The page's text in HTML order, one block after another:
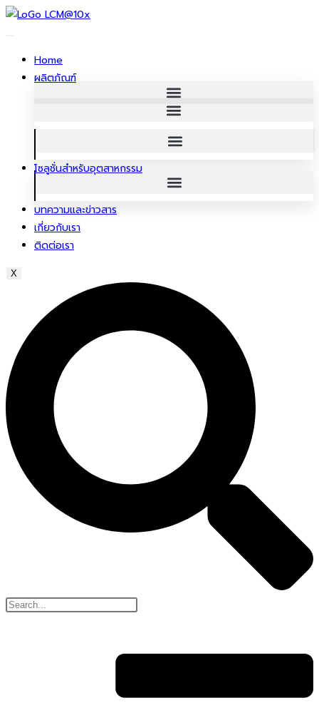
ข้าม
Home
ผลิตภัณฑ์
โซลูชั่นสําหรับอุตสาหกรรม
บทความและข่าวสาร
เกี่ยวกับเรา
ติดต่อเรา
X